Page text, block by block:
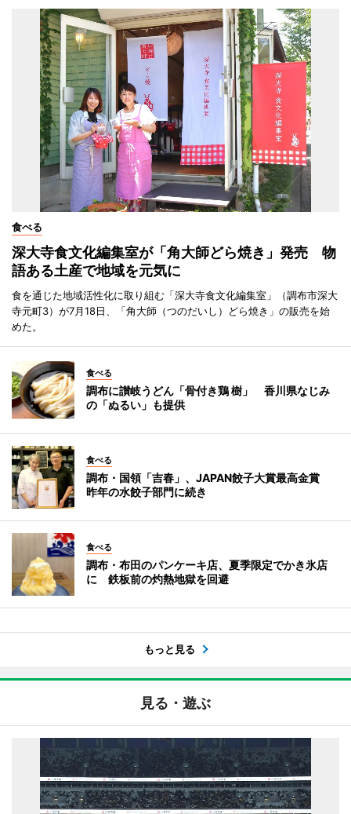
食べる
深大寺食文化編集室が「角大師どら焼き」発売 物
語ある土産で地域を元気に
食を通じた地域活性化に取り組む「深大寺食文化編集室」（調布市深大
寺元町3）が7月18日、「角大師（つのだいし）どら焼き」の販売を始
めた。
食べる
調布に讃岐うどん「骨付き鶏 樹」 香川県なじみ
の「ぬるい」も提供
食べる
調布・国領「吉春」、JAPAN餃子大賞最高金賞
昨年の水餃子部門に続き
食べる
調布・布田のパンケーキ店、夏季限定でかき氷店
に 鉄板前の灼熱地獄を回避
もっと見る
見る・遊ぶ